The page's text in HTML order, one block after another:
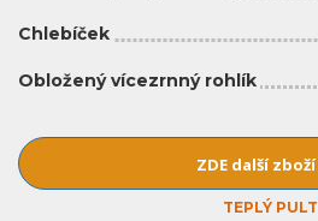
Chlebíček
Obložený vícezrnný rohlík
ZDE další zboží
TEPLÝ PULT